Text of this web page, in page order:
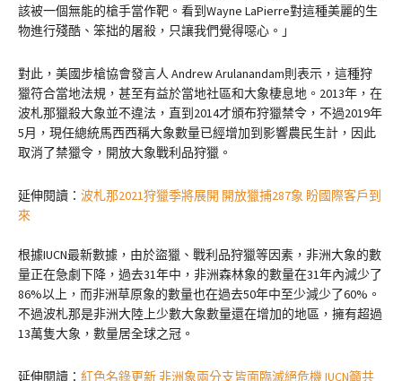
該被一個無能的槍手當作靶。看到Wayne LaPierre對這種美麗的生
物進行殘酷、笨拙的屠殺，只讓我們覺得噁心。」
對此，美國步槍協會發言人 Andrew Arulanandam則表示，這種狩
獵符合當地法規，甚至有益於當地社區和大象棲息地。2013年，在
波札那獵殺大象並不違法，直到2014才頒布狩獵禁令，不過2019年
5月，現任總統馬西西稱大象數量已經增加到影響農民生計，因此
取消了禁獵令，開放大象戰利品狩獵。
延伸閱讀： 波札那2021狩獵季將展開 開放獵捕287象 盼國際客戶到
來
根據IUCN最新數據，由於盜獵、戰利品狩獵等因素，非洲大象的數
量正在急劇下降，過去31年中，非洲森林象的數量在31年內減少了
86%以上，而非洲草原象的數量也在過去50年中至少減少了60%。
不過波札那是非洲大陸上少數大象數量還在增加的地區，擁有超過
13萬隻大象，數量居全球之冠。
延伸閱讀： 紅色名錄更新 非洲象兩分支皆面臨滅絕危機 IUCN籲共